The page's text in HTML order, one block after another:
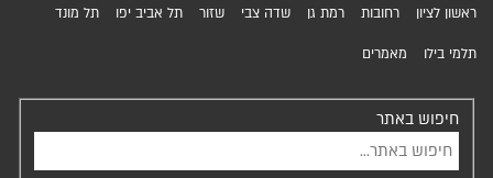
ראשון לציון רחובות רמת גן שדה צבי שזור תל אביב יפו תל מונד
תלמי בילו מאמרים
חיפוש באתר